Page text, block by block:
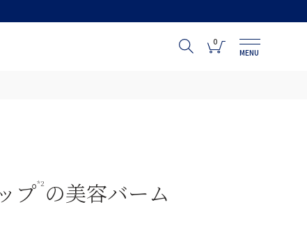
0
MENU
プ*2の美容バーム